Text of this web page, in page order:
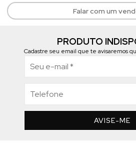
Falar com um
PRODUTO
Cadastre seu email que te avisaremos
AVISE-ME